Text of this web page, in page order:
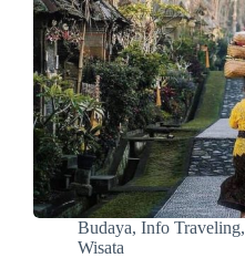
Budaya, Info Traveling,
Wisata